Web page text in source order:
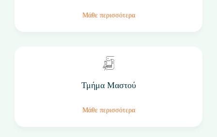
Μάθε περισσότερα
Τμήμα Μαστού
Μάθε περισσότερα